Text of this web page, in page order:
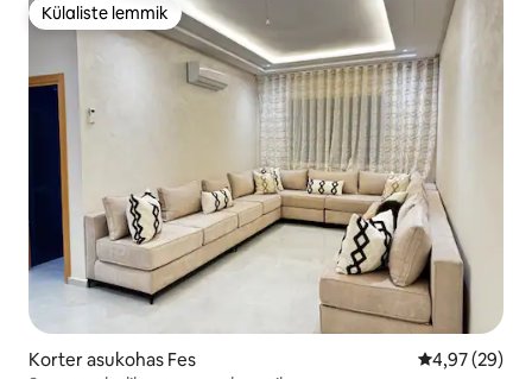
Külaliste lemmik
Külaliste lemmik
Korter asukohas Fes Keskmine
4,97 (29)